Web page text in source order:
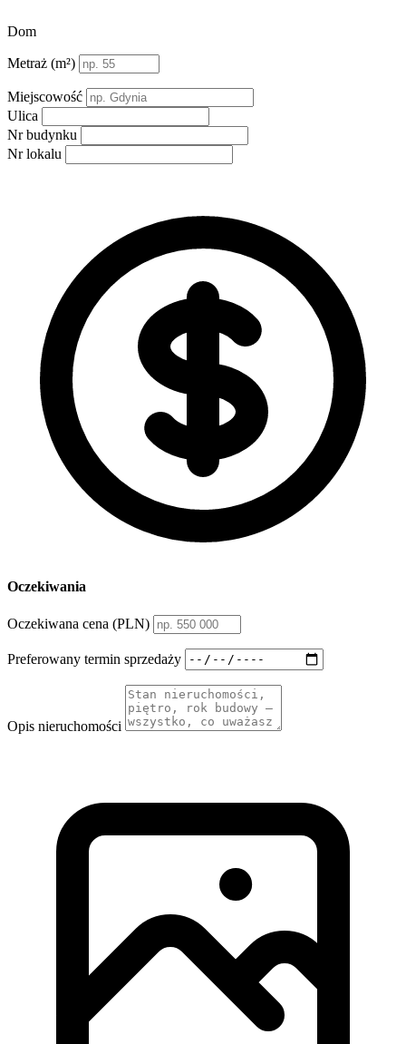
Dom
Metraż (m²)
Miejscowość
Ulica
Nr budynku
Nr lokalu
Oczekiwania
Oczekiwana cena (PLN)
Preferowany termin sprzedaży
Opis nieruchomości